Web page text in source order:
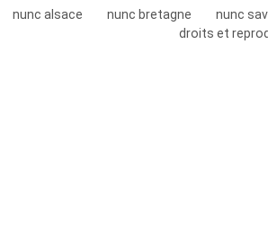
nunc alsace nunc bretagne nunc
droits et